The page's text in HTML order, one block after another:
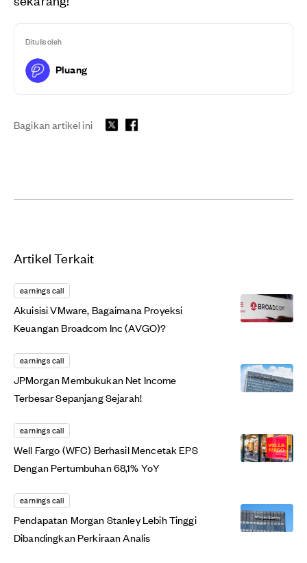
Ditulis oleh
Pluang
Bagikan artikel ini
Artikel Terkait
earnings call
Akuisisi VMware, Bagaimana Proyeksi
Keuangan Broadcom Inc (AVGO)?
earnings call
JPMorgan Membukukan Net Income
Terbesar Sepanjang Sejarah!
earnings call
Well Fargo (WFC) Berhasil Mencetak EPS
Dengan Pertumbuhan 68,1% YoY
earnings call
Pendapatan Morgan Stanley Lebih Tinggi
Dibandingkan Perkiraan Analis